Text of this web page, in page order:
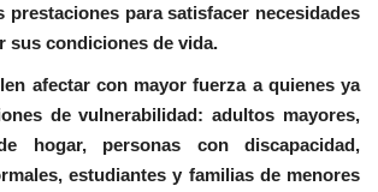
prestaciones para satisfacer necesidades
sus condiciones de vida.
afectar con mayor fuerza a quienes ya
de vulnerabilidad: adultos mayores,
hogar, personas con discapacidad,
estudiantes y familias de menores